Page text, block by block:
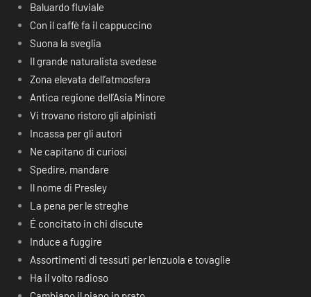
Baluardo fluviale
Con il caffè fa il cappuccino
Suona la sveglia
Il grande naturalista svedese
Zona elevata dell’atmosfera
Antica regione dell’Asia Minore
Vi trovano ristoro gli alpinisti
Incassa per gli autori
Ne capitano di curiosi
Spedire, mandare
Il nome di Presley
La pena per le streghe
É concitato in chi discute
Induce a fuggire
Assortimenti di tessuti per lenzuola e tovaglie
Ha il volto radioso